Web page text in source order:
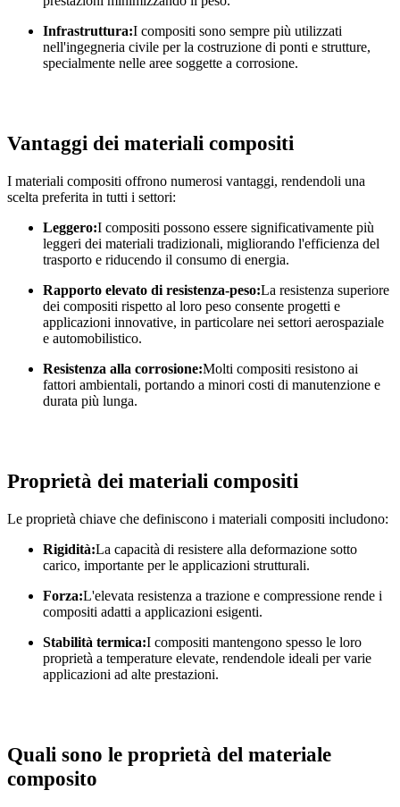
Infrastruttura:I compositi sono sempre più utilizzati
nell'ingegneria civile per la costruzione di ponti e strutture,
specialmente nelle aree soggette a corrosione.
Vantaggi dei materiali compositi
I materiali compositi offrono numerosi vantaggi, rendendoli una
scelta preferita in tutti i settori:
Leggero:I compositi possono essere significativamente più
leggeri dei materiali tradizionali, migliorando l'efficienza del
trasporto e riducendo il consumo di energia.
Rapporto elevato di resistenza-peso:La resistenza superiore
dei compositi rispetto al loro peso consente progetti e
applicazioni innovative, in particolare nei settori aerospaziale
e automobilistico.
Resistenza alla corrosione:Molti compositi resistono ai
fattori ambientali, portando a minori costi di manutenzione e
durata più lunga.
Proprietà dei materiali compositi
Le proprietà chiave che definiscono i materiali compositi includono:
Rigidità:La capacità di resistere alla deformazione sotto
carico, importante per le applicazioni strutturali.
Forza:L'elevata resistenza a trazione e compressione rende i
compositi adatti a applicazioni esigenti.
Stabilità termica:I compositi mantengono spesso le loro
proprietà a temperature elevate, rendendole ideali per varie
applicazioni ad alte prestazioni.
Quali sono le proprietà del materiale
composito